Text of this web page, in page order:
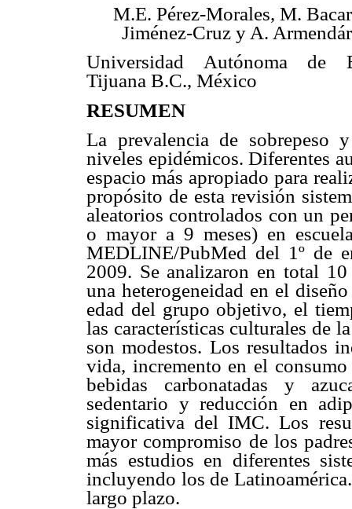
M.E. Pérez-Morales, M.
Jiménez-Cruz y A.
Universidad Autónoma de
Tijuana B.C., México
RESUMEN
La prevalencia de sobrepeso
niveles epidémicos. Diferentes
espacio más apropiado para
propósito de esta revisión
aleatorios controlados con un
o mayor a 9 meses) en
MEDLINE/PubMed del 1º de
2009. Se analizaron en total
una heterogeneidad en el
edad del grupo objetivo, el
las características culturales de
son modestos. Los resultados
vida, incremento en el
bebidas carbonatadas y
sedentario y reducción en
significativa del IMC. Los
mayor compromiso de los
más estudios en diferentes
incluyendo los de
largo plazo.